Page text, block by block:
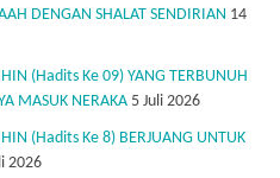
DENGAN SHALAT SENDIRIAN 14
(Hadits Ke 09) YANG TERBUNUH
MASUK NERAKA 5 Juli 2026
(Hadits Ke 8) BERJUANG UNTUK
2026